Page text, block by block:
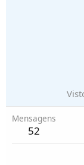
Mensagens
52